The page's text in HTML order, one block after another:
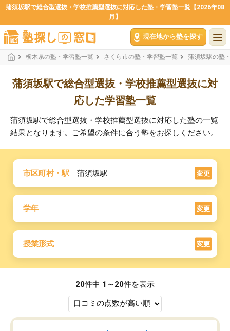
蒲須坂駅で総合型選抜・学校推薦型選抜に対応した塾・学習塾一覧【2026年08
月】
現在地から塾を探す
栃木県の塾・学習塾一覧 さくら市の塾・学習塾一覧 蒲須坂駅の塾
蒲須坂駅で総合型選抜・学校推薦型選抜に対
応した学習塾一覧
蒲須坂駅で総合型選抜・学校推薦型選抜に対応した塾の一覧
結果となります。ご希望の条件に合う塾をお探しください。
市区町村・駅 蒲須坂駅 変更
学年 変更
授業形式 変更
20件中 1～20件を表示